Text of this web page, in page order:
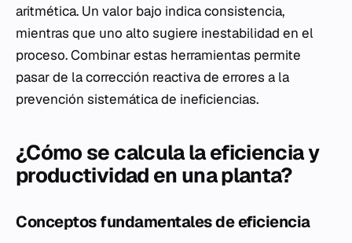
aritmética. Un valor bajo indica consistencia,
mientras que uno alto sugiere inestabilidad en el
proceso. Combinar estas herramientas permite
pasar de la corrección reactiva de errores a la
prevención sistemática de ineficiencias.
¿Cómo se calcula la eficiencia y
productividad en una planta?
Conceptos fundamentales de eficiencia